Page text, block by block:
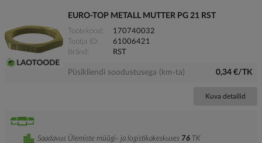
EURO-TOP METALL MUTTER PG 21 RST
Tootekood
170740032
Tootja ID
61006421
Bränd
RST
Püsikliendi soodustusega (km-ta) 0,34 €/TK
Kuva detailid
Saadavus Ülemiste müügi- ja logistikakeskuses 76 TK